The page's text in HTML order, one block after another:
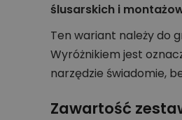
ślusarskich i
Ten wariant należy do
Wyróżnikiem jest
narzędzie świadomie,
Zawartość